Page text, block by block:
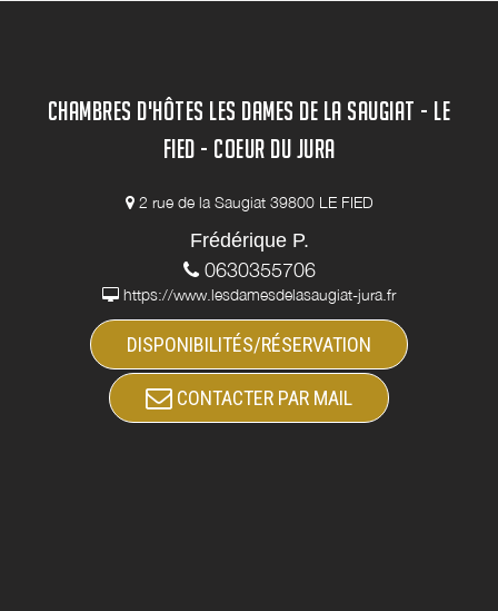
CHAMBRES D'HÔTES LES DAMES DE LA SAUGIAT - LE
FIED - COEUR DU JURA
2 rue de la Saugiat 39800 LE FIED
Frédérique P.
0630355706
https://www.lesdamesdelasaugiat-jura.fr
DISPONIBILITÉS/RÉSERVATION
CONTACTER PAR MAIL